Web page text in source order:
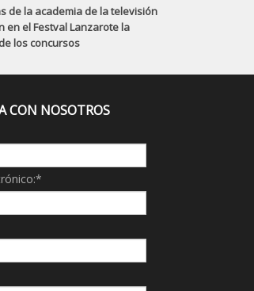
de la academia de la televisión
en el Festval Lanzarote la
los concursos
CON NOSOTROS
*